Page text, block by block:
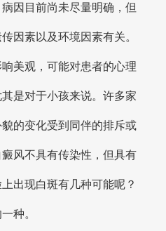
因目前尚未尽量明确，但
因素以及环境因素有关。
美观，可能对患者的心理
是对于小孩来说。许多家
的变化受到同伴的排斥或
风不具有传染性，但具有
出现白斑有几种可能呢？
种。